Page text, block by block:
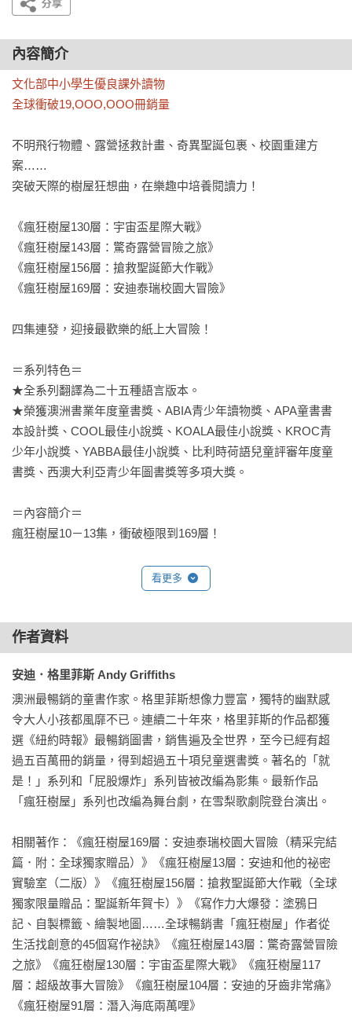
內容簡介
文化部中小學生優良課外讀物
全球衝破19,OOO,OOO冊銷量
不明飛行物體、露營拯救計畫、奇異聖誕包裹、校園重建方
案……
突破天際的樹屋狂想曲，在樂趣中培養閱讀力！
《瘋狂樹屋130層：宇宙盃星際大戰》
《瘋狂樹屋143層：驚奇露營冒險之旅》
《瘋狂樹屋156層：搶救聖誕節大作戰》
《瘋狂樹屋169層：安迪泰瑞校園大冒險》
四集連發，迎接最歡樂的紙上大冒險！
＝系列特色＝
★全系列翻譯為二十五種語言版本。
★榮獲澳洲書業年度童書獎、ABIA青少年讀物獎、APA童書書
本設計獎、COOL最佳小說獎、KOALA最佳小說獎、KROC青
少年小說獎、YABBA最佳小說獎、比利時荷語兒童評審年度童
書獎、西澳大利亞青少年圖書獎等多項大獎。
＝內容簡介＝
瘋狂樹屋10－13集，衝破極限到169層！
《瘋狂樹屋130層：宇宙盃星際大戰》
樹屋飛起來了！130層樓的樹屋衝破了地球大氣層，進入外太
巴里亞星球，一路遭到眼球星人、剃刀牙吸血金星蟲人、綠色
黏糊美達星人、外星泥沼大蟾蜍團團包圍，不得不展開星際殊
死戰！安迪和泰瑞能夠帶著樹屋平安回到地球嗎？
《瘋狂樹屋143層：驚奇露營冒險之旅》
為了讓安迪釋放壓力，好好放鬆一下，泰瑞安排了露營活動。
一夥人搭著樹屋越野車抵達營地後，沒想到泰瑞幾乎什麼都沒
帶，更糟糕的是，身邊的人竟然一個個神祕消失，最後只剩下
安迪一人，究竟安迪能否克服恐懼，及時救出大家呢？
《瘋狂樹屋156層：搶救聖誕節大作戰》
聖誕節前夕，安迪和泰瑞已經準備好過聖誕節：幫樹屋的每片
葉子掛上燈，寫超級無敵長禮物清單給聖誕老人，還準備了可
以擴張500倍的「無限彈力聖誕襪」，塞再多禮物也不怕炸裂。
可是郵差比爾送來的神祕包裹，讓一切開始走了樣？雪人、馴
鹿雪橇、聖誕老人……怎麼全都出了問題？安迪和泰瑞能夠順
利度過聖誕節嗎？
《瘋狂樹屋169層：安迪泰瑞校園大冒險》
看更多
作者資料
安迪．格里菲斯 Andy Griffiths
澳洲最暢銷的童書作家。格里菲斯想像力豐富，獨特的幽默感
令大人小孩都風靡不已。連續二十年來，格里菲斯的作品都獲
選《紐約時報》最暢銷圖書，銷售遍及全世界，至今已經有超
過五百萬冊的銷量，得到超過五十項兒童選書獎。著名的「就
是！」系列和「屁股爆炸」系列皆被改編為影集。最新作品
「瘋狂樹屋」系列也改編為舞台劇，在雪梨歌劇院登台演出。
相關著作：《瘋狂樹屋169層：安迪泰瑞校園大冒險（精采完結
篇．附：全球獨家贈品）》《瘋狂樹屋13層：安迪和他的祕密
實驗室（二版）》《瘋狂樹屋156層：搶救聖誕節大作戰（全球
獨家限量贈品：聖誕新年賀卡）》《寫作力大爆發：塗鴉日
記、自製標籤、繪製地圖……全球暢銷書「瘋狂樹屋」作者從
生活找創意的45個寫作祕訣》《瘋狂樹屋143層：驚奇露營冒險
之旅》《瘋狂樹屋130層：宇宙盃星際大戰》《瘋狂樹屋117
層：超級故事大冒險》《瘋狂樹屋104層：安迪的牙齒非常痛》
《瘋狂樹屋91層：潛入海底兩萬哩》